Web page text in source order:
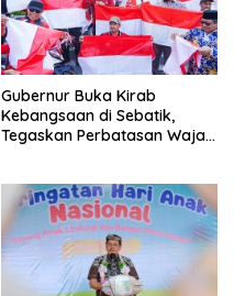
Gubernur Buka Kirab
Kebangsaan di Sebatik,
Tegaskan Perbatasan Wajah